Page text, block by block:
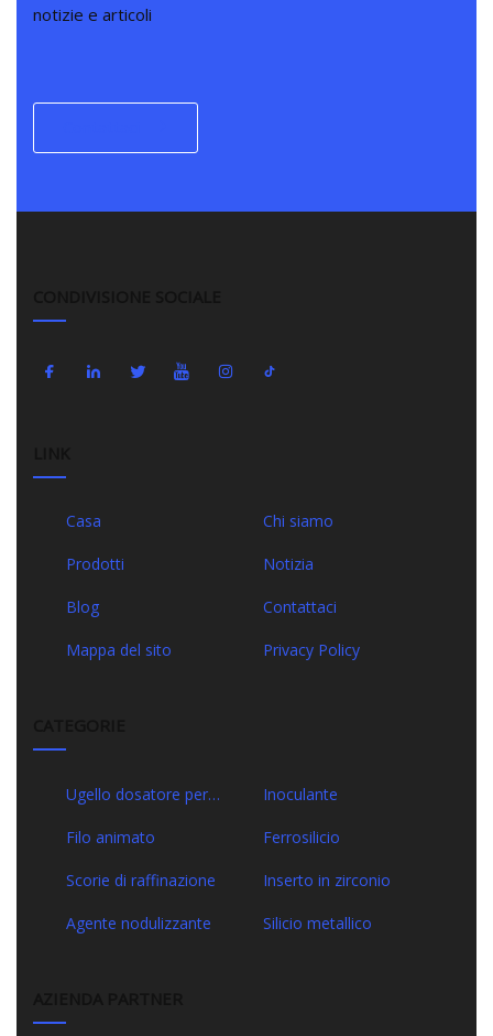
notizie e articoli
Casa Chi siamo
Prodotti Notizia
Blog Contattaci
Mappa del sito Privacy Policy
Ugello dosatore per
Inoculante
Filo animato Ferrosilicio
Scorie di raffinazione Inserto in zirconio
Agente nodulizzante Silicio metallico